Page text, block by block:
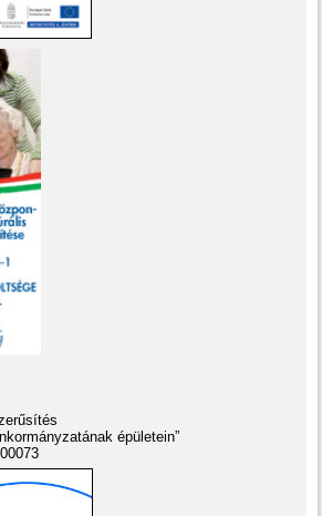
épületein”